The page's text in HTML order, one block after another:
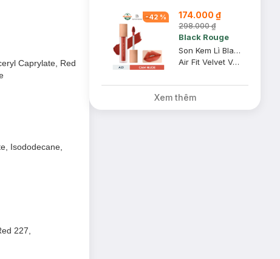
Caprylate, Red
Isododecane,
227,
-42 % 174.000 ₫
298.000 ₫
Black Rouge
Son Kem Lì Black Rouge A23 Vintage Sunset Cam Da Pha Nâu 4.5g
Air Fit Velvet Ver 5 Bam #A23 Vintage Sunset
Xem thêm